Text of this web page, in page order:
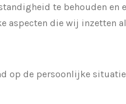
te behouden en
aspecten die wij inzetten
op de persoonlijke